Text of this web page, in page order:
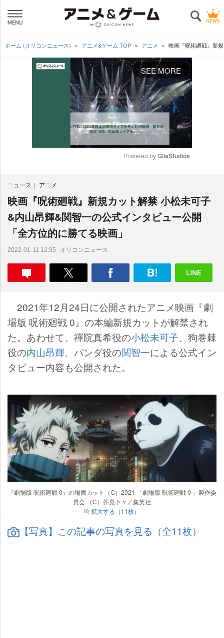
ホーム (オリコンニュース) アニメ&ゲーム TOP アニメ 映画『呪術廻戦』新
SEE MORE
e
Powered by GliaStudios
ニュース アニメ
映画『呪術廻戦』新規カット解禁 小松未可子
&内山昂輝&関智一の公式インタビュー公開
「全方位的に勝てる映画」
2022-01-11 12:35 オリコンニュース
2021年12月24日に公開されたアニメ映画『劇
場版 呪術廻戦 0』の本編新規カットが解禁され
た。あわせて、禪院真希役の小松未可子、狗巻棘
役の内山昂輝、パンダ役の関智一による公式イン
タビュー内容も公開された。
『劇場版 呪術廻戦 0』の場面カット（C）2021 「劇場版 呪術廻戦 0 」製作委
員会 （C）芥見下々／集英社
拡大する（11枚）
【写真】この記事の写真を見る（全11枚）